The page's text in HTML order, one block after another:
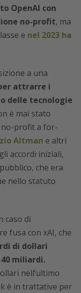
OpenAI con
no-profit, ma
e nel 2023 ha
a una
attrarre i
delle tecnologie
è mai stato
no-profit a for-
Altman e altri
accordi iniziali,
che era
nello statuto
caso di
fusa con xAI, che
di dollari
miliardi.
nell’ultimo
è in trattative per